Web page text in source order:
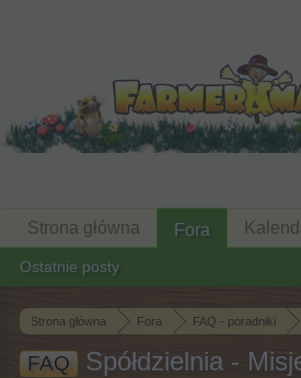
Strona główna Fora FAQ - poradniki
FAQ Spółdzielnia -
Strona główna Fora
Ostatnie posty